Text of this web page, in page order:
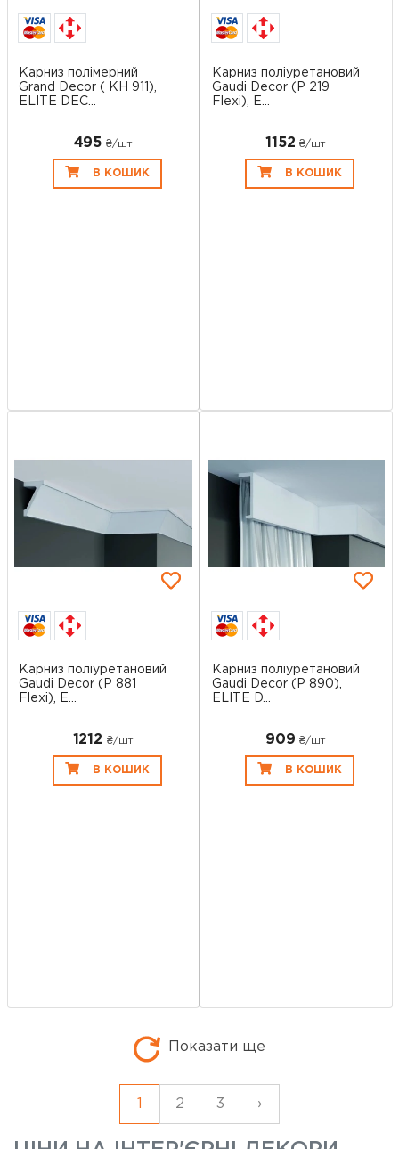
Карниз полімерний
Grand Decor ( KH 911),
ELITE DEC...
495 ₴/шт
В КОШИК
Карниз поліуретановий
Gaudi Decor (P 219
Flexi), E...
1152 ₴/шт
В КОШИК
Карниз поліуретановий
Gaudi Decor (P 881
Flexi), E...
1212 ₴/шт
В КОШИК
Карниз поліуретановий
Gaudi Decor (P 890),
ELITE D...
909 ₴/шт
В КОШИК
Показати ще
2 3 ›